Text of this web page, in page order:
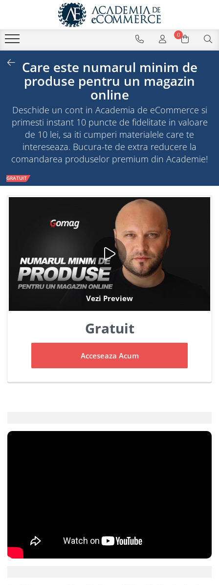
0
Care este numarul minim de
produse pentru un magazin
online
Deschide un cont in Academia de eCommerce si
primesti instant 10 puncte de fidelitate in valoare
de 10 lei, sa iti cumperi materialele care te
intereseaza. Bucura-te de extra reducere la
comandarea produselor premium din Academie!
GRATUIT
Gratuit
Acceseaza Acum